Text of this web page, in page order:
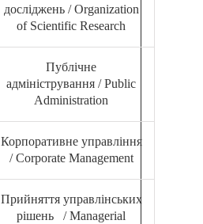
досліджень / Organization
of Scientific Research
Публічне
адміністрування / Public
Administration
Корпоративне управління
/ Corporate Management
Прийняття управлінських
рішень / Managerial